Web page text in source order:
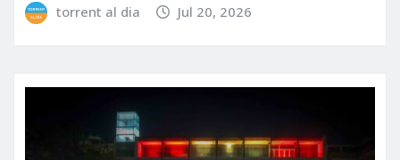
torrent al dia Jul 20, 2026